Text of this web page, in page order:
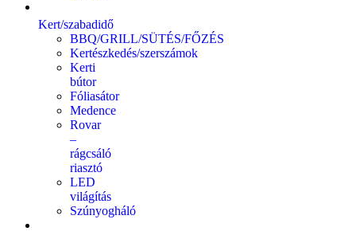
Kert/szabadidő
BBQ/GRILL/SÜTÉS/FŐZÉS
Kertészkedés/szerszámok
Kerti
bútor
Fóliasátor
Medence
Rovar
–
rágcsáló
riasztó
LED
világítás
Szúnyogháló